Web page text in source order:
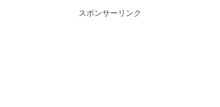
スポンサーリンク